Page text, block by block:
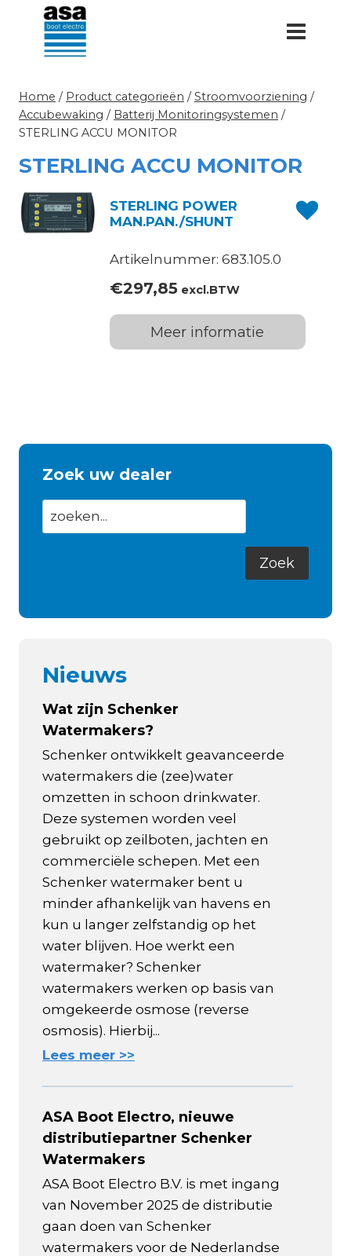
Doorgaan
inhoud
Home / Product categorieën / Stroomvoorziening /
Accubewaking / Batterij Monitoringsystemen /
STERLING ACCU MONITOR
STERLING ACCU MONITOR
STERLING POWER
MAN.PAN./SHUNT
Artikelnummer: 683.105.0
€297,85excl.BTW
Meer informatie
Zoek uw dealer
Nieuws
Wat zijn Schenker
Watermakers?
Schenker ontwikkelt geavanceerde
watermakers die (zee)water
omzetten in schoon drinkwater.
Deze systemen worden veel
gebruikt op zeilboten, jachten en
commerciële schepen. Met een
Schenker watermaker bent u
minder afhankelijk van havens en
kun u langer zelfstandig op het
water blijven. Hoe werkt een
watermaker? Schenker
watermakers werken op basis van
omgekeerde osmose (reverse
osmosis). Hierbij...
Lees meer >>
ASA Boot Electro, nieuwe
distributiepartner Schenker
Watermakers
ASA Boot Electro B.V. is met ingang
van November 2025 de distributie
gaan doen van Schenker
watermakers voor de Nederlandse